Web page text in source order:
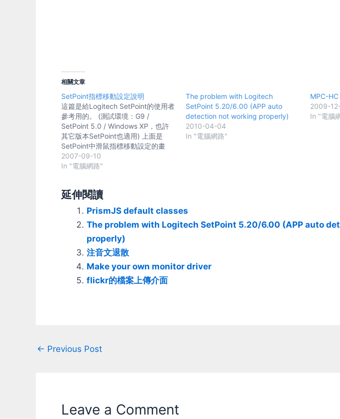
相關文章
SetPoint指標移動設定說明
這篇是給Logitech SetPoint的使用者
參考用的。 (測試環境：G9 /
SetPoint 5.0 / Windows XP，也許
其它版本SetPoint也適用) 上面是
SetPoint中滑鼠指標移動設定的畫
面。 由於SetPoint並沒有直接取代掉
Windows控制台中的滑鼠設定頁面，
麼，滑鼠倒底會聽誰的? google上查
了一下，好像找不到這方面的說明，
也沒看有人解釋過，我就來寫寫試驗
的結果吧。 其實他運作的方式很單純
(也可以說是很無腦)： ．第一，
SetPoint和Windows兩邊的速度控制
是完全獨立的，兩者完全沒有任何加
乘的效果。 ．第二，滑鼠被指定速度
的原則就是：誰最後被指派就聽誰
的！ 也就是說，如果你去windows控
的時候，他就會又改成用該設定檔中
設定的速度。 好，那上面那個「使用
過…不管你選打勾或不打勾，滑鼠的
速度都是Windows跟SetPoint兩邊都
2007-09-10
In "電腦網路"
The problem with Logitech
SetPoint 5.20/6.00 (APP auto
detection not working properly)
2010-04-04
In "電腦網路"
MPC-
2009-
In "電腦
延伸閱讀
PrismJS default classes
The problem with Logitech SetPoint 5.20/6.00 (APP auto
properly)
注音文退散
Make your own monitor driver
flickr的檔案上傳介面
Post
← Previous Post
Leave a Comment